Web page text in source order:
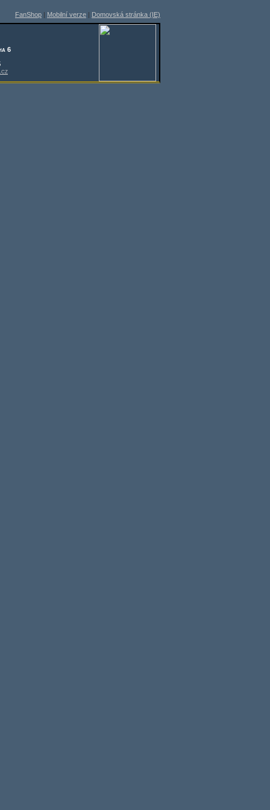
FanShop | Mobilní verze | Domovská stránka (IE)
6